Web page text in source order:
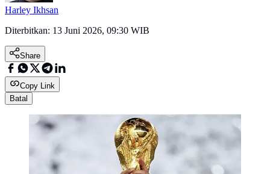
Harley Ikhsan
Diterbitkan: 13 Juni 2026, 09:30 WIB
Share
Copy Link
Batal